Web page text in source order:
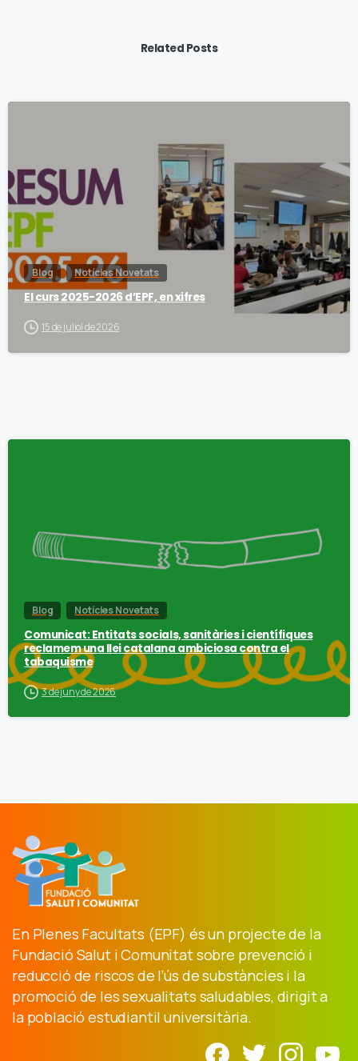
Related Posts
Blog Notícies Novetats
El curs 2025-2026 d’EPF, en xifres
15 de juliol de 2026
Blog Notícies Novetats
Comunicat: Entitats socials, sanitàries i científiques
reclamem una llei catalana ambiciosa contra el
tabaquisme
3 de juny de 2026
En Plenes Facultats (EPF) és un projecte de la
Fundació Salut i Comunitat sobre prevenció i
reducció de riscos de l’ús de substàncies i la
promoció de les sexualitats saludables, dirigit a
la població estudiantil universitària.